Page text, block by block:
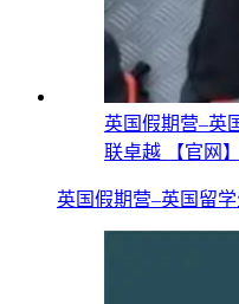
英国假期营–英
联卓越 【官网】
英国假期营–英国留学